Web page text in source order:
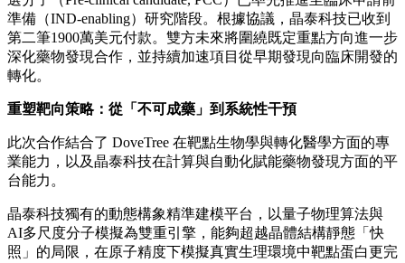
Publish date: 29 May 2026
深圳2026年5月29日 /美通社/ --全球領先的AI+機器人藥物
研發平台企業晶泰科技（2228.HK）今日宣佈，與創新生
重要進展，並收到第二筆付款。
自去年6月雙方達成總價值最高可達59.9億美元的合作協議以
來，雙方協作持續取得顯著進展。此前5100萬美元首付款所涉
管線的相關專利已全部轉讓至 DoveTree。其中一個臨床前候
準備（IND-enabling）研究階段。根據協議，晶泰科技已收到
第二筆1900萬美元付款。雙方未來將圍繞既定重點方向進一步
深化藥物發現合作，並持續加速項目從早期發現向臨床開發的